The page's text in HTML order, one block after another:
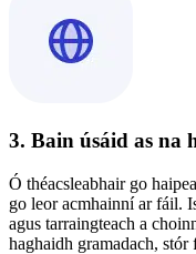
3. Bain úsáid as na
Ó théacsleabhair go
go leor acmhainní ar fáil.
agus tarraingteach a
haghaidh gramadach,